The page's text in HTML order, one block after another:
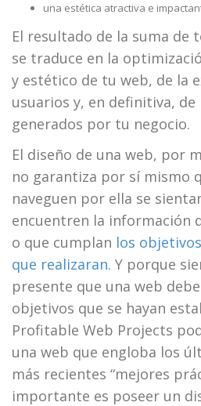
una estética atractiva e
El resultado de la suma de
se traduce en la
y estético de tu web, de la
usuarios y, en definitiva, de
generados por tu negocio.
El diseño de una web, por
no garantiza por sí mismo
naveguen por ella se
encuentren la información
o que cumplan los
que realizaran. Y porque
presente que una web
objetivos que se hayan
Profitable Web Projects
una web que engloba los
más recientes “mejores
importante es poseer un